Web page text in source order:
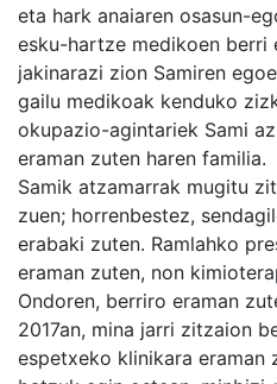
eta hark anaiaren osasun-
esku-hartze medikoen berri
jakinarazi zion Samiren
gailu medikoak kenduko
okupazio-agintariek Sami
eraman zuten haren familia.
Samik atzamarrak mugitu
zuen; horrenbestez,
erabaki zuten. Ramlahko
eraman zuten, non
Ondoren, berriro eraman
2017an, mina jarri zitzaion
espetxeko klinikara eraman